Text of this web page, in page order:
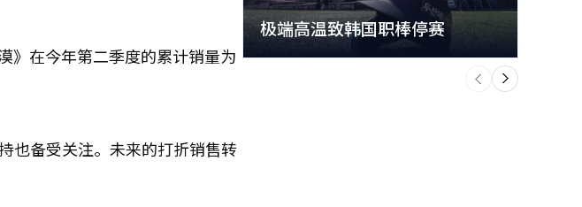
》在今年第二季度的累计销量为
也备受关注。未来的打折销售转
极端高温致韩国职棒停赛
下
一
个